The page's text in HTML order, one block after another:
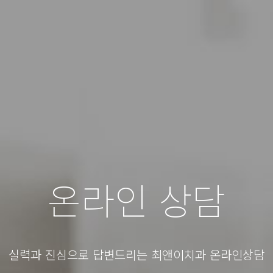
온라인 상담
실력과 진심으로 답변드리는 최앤이치과 온라인상담